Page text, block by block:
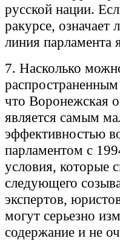
русской нации.
ракурсе, означает
линия парламента
7. Насколько
что Воронежская
является самым
эффективностью
парламентом с
условия, которые
следующего
экспертов,
могут серьезно
содержание и не